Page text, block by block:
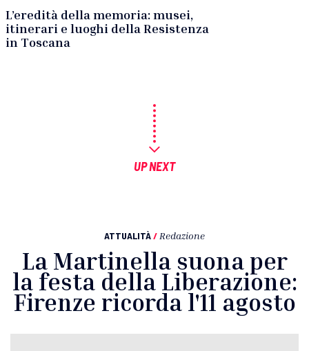
L’eredità della memoria: musei,
itinerari e luoghi della Resistenza
in Toscana
UP NEXT
ATTUALITÀ/ Redazione
La Martinella suona per
la festa della Liberazione:
Firenze ricorda l'11 agosto